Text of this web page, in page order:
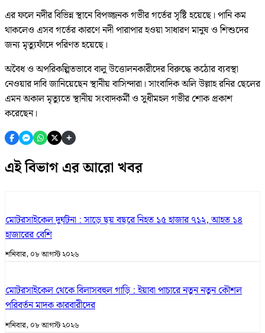
এর ফলে নদীর বিভিন্ন স্থানে বিপজ্জনক গভীর গর্তের সৃষ্টি হয়েছে। পানি কম
থাকলেও এসব গর্তের কারণে নদী পারাপার হওয়া সাধারণ মানুষ ও শিশুদের
জন্য মৃত্যুফাঁদে পরিণত হয়েছে।
অবৈধ ও অপরিকল্পিতভাবে বালু উত্তোলনকারীদের বিরুদ্ধে কঠোর ব্যবস্থা
নেওয়ার দাবি জানিয়েছেন স্থানীয় বাসিন্দারা। সাংবাদিক অলি উল্লাহ রনির ছেলের
এমন অকাল মৃত্যুতে স্থানীয় সংবাদকর্মী ও সুধীমহল গভীর শোক প্রকাশ
করেছেন।
+
এই বিভাগ এর আরো খবর
মোটরসাইকেল দুর্ঘটনা : সাড়ে ছয় বছরে নিহত ১৫ হাজার ৭১২, আহত ১৪
হাজারের বেশি
শনিবার, ০৮ আগস্ট ২০২৬
মোটরসাইকেল থেকে বিলাসবহুল গাড়ি : ইয়াবা পাচারে নতুন নতুন কৌশল
পরিবর্তন মাদক কারবারীদের
শনিবার, ০৮ আগস্ট ২০২৬